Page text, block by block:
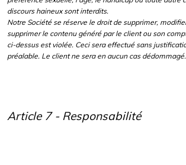
discours haineux sont interdits.
Notre Société se réserve le droit de supprimer,
supprimer le contenu généré par le client ou son
ci-dessus est violée. Ceci sera effectué sans
préalable. Le client ne sera en aucun cas dédommagé.
Article 7 - Responsabilité